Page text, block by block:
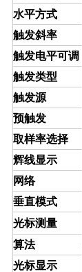
水平方式
触发斜率
触发电平可调
触发类型
触发源
预触发
取样率选择
辉线显示
网络
垂直模式
光标测量
算法
光标显示